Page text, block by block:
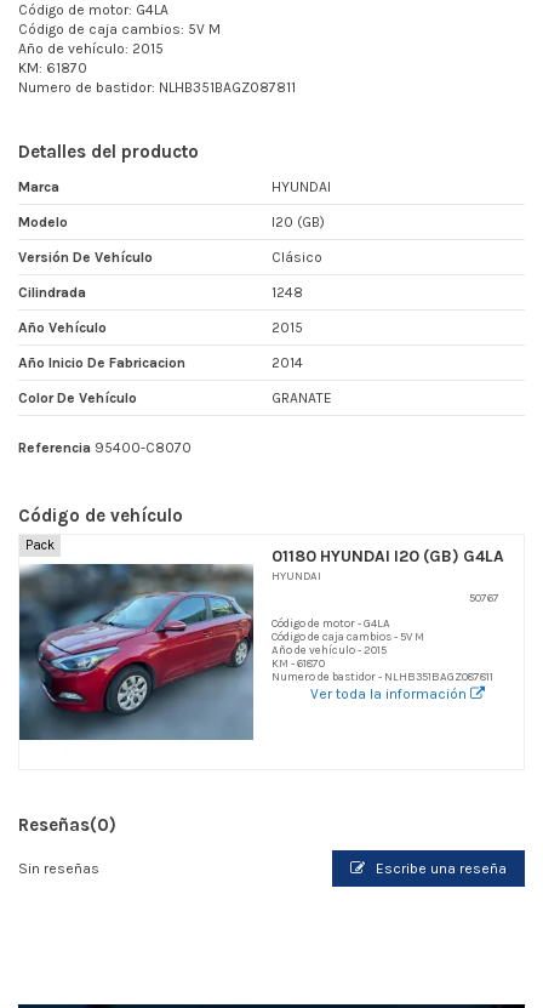
Código de motor: G4LA
Código de caja cambios: 5V M
Año de vehículo: 2015
KM: 61870
Numero de bastidor: NLHB351BAGZ087811
Detalles del producto
Marca HYUNDAI
Modelo I20 (GB)
Versión De Vehículo Clásico
Cilindrada 1248
Año Vehículo 2015
Año Inicio De Fabricacion 2014
Color De Vehículo GRANATE
Referencia 95400-C8070
Código de vehículo
Pack
01180 HYUNDAI I20 (GB) G4LA
HYUNDAI
50767
Código de motor - G4LA
Código de caja cambios - 5V M
Año de vehículo - 2015
KM - 61870
Numero de bastidor - NLHB351BAGZ087811
Ver toda la información
Reseñas(0)
Sin reseñas Escribe una reseña